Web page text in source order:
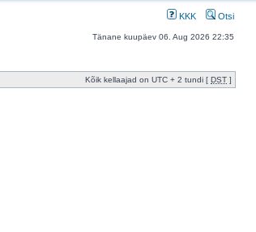
KKK Otsi
Tänane kuupäev 06. Aug 2026 22:35
Kõik kellaajad on UTC + 2 tundi [ DST ]